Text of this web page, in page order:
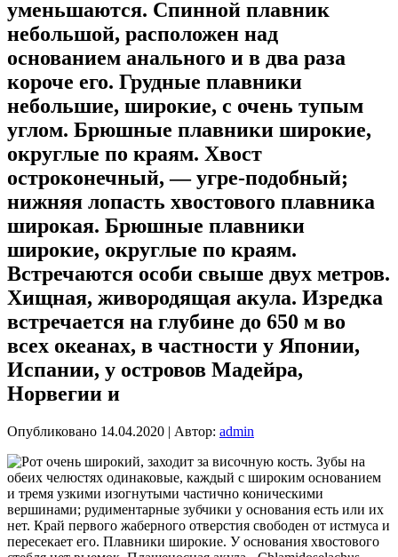
уменьшаются. Спинной плавник
небольшой, расположен над
основанием анального и в два раза
короче его. Грудные плавники
небольшие, широкие, с очень тупым
углом. Брюшные плавники широкие,
округлые по краям. Хвост
остроконечный, — угре-подобный;
нижняя лопасть хвостового плавника
широкая. Брюшные плавники
широкие, округлые по краям.
Встречаются особи свыше двух метров.
Хищная, живородящая акула. Изредка
встречается на глубине до 650 м во
всех океанах, в частности у Японии,
Испании, у островов Мадейра,
Норвегии и
Опубликовано 14.04.2020 | Автор: admin